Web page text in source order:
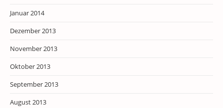
Januar 2014
Dezember 2013
November 2013
Oktober 2013
September 2013
August 2013